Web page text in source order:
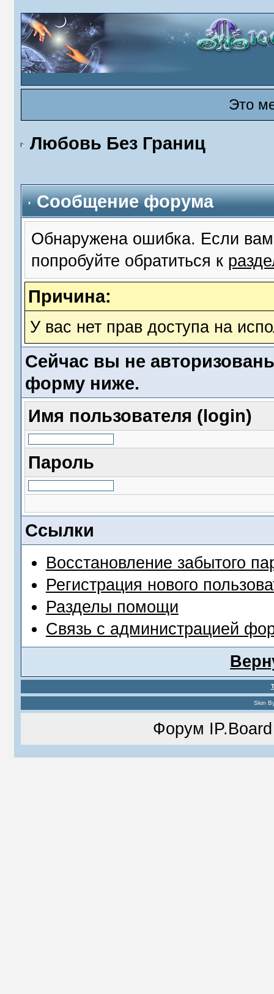
Это
Любовь Без Границ
Сообщение форума
Обнаружена ошибка. Если
попробуйте обратиться к
Причина:
У вас нет прав доступа на
Сейчас вы не
форму ниже.
Имя пользователя (login)
Пароль
Ссылки
Восстановление забытого
Регистрация нового
Разделы помощи
Связь с администрацией
Skin
Форум IP.Board